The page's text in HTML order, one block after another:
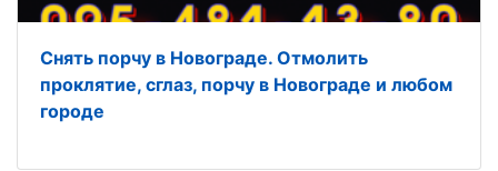
Снять порчу в Новограде. Отмолить
проклятие, сглаз, порчу в Новограде и любом
городе